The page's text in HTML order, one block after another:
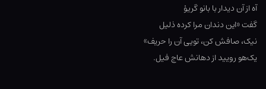
آه از آن دیدار با بانو گریوْ
گفت «این دندان مرا کرده ذلیل
نیک، صافش کن، تویی آن را حریف»
یک‌هو رویید از دهانش عاج فیل.